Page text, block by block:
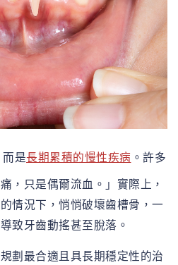
是長期累積的慢性疾病 。許多
，只是偶爾流血。」實際上，
情況下，悄悄破壞齒槽骨，一
致牙齒動搖甚至脫落。
劃最合適且具長期穩定性的治